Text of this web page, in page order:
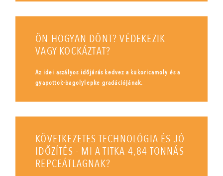
ÖN HOGYAN DÖNT? VÉDEKEZIK
VAGY KOCKÁZTAT?
Az idei aszályos időjárás kedvez a kukoricamoly és a
gyapottok-bagolylepke gradációjának.
KÖVETKEZETES TECHNOLÓGIA ÉS JÓ
IDŐZÍTÉS - MI A TITKA 4,84 TONNÁS
REPCEÁTLAGNAK?